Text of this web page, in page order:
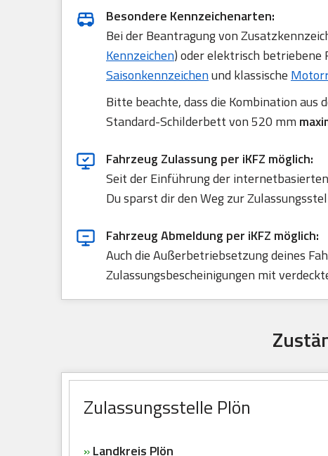
Besondere Kennzeichenarten:
Bei der Beantragung von
Kennzeichen) oder elektrisch betriebene
Saisonkennzeichenund klassische
Bitte beachte, dass die Kombination aus
Standard-Schilderbett von 520 mm
Fahrzeug Zulassung per iKFZ möglich:
Seit der Einführung der
Du sparst dir den Weg zur
Fahrzeug Abmeldung per iKFZ möglich:
Auch die Außerbetriebsetzung deines
Zulassungsbescheinigungen mit
Zulassungsstelle Plön
»Landkreis Plön